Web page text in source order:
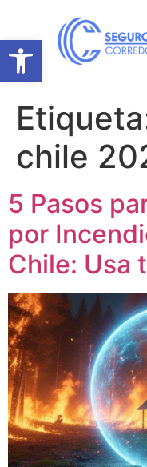
Abrir barra de
chile
5 Pasos
por
Chile: Usa